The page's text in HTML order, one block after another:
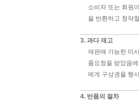
소비자 또는 회원
을 반환하고 청약
3. 과다 재고
재판매 가능한 미
품요청을 받았음
에게 구상권을 행
4. 반품의 절차